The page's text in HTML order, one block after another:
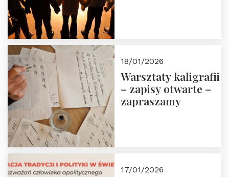
18/01/2026
Warsztaty kaligrafii
– zapisy otwarte –
zapraszamy
17/01/2026